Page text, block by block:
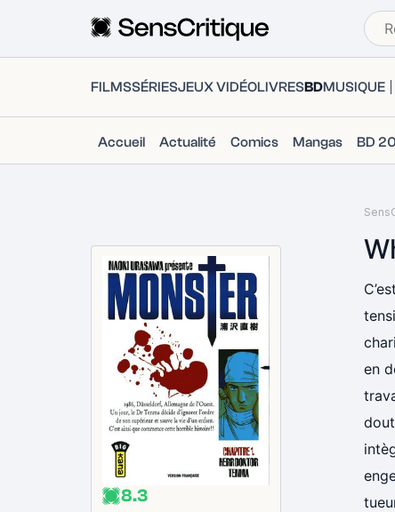
FILMSSÉRIESJEUX VIDÉOLIVRESBDMUSIQUE
Accueil Actualité Comics Mangas BD
8.3
en